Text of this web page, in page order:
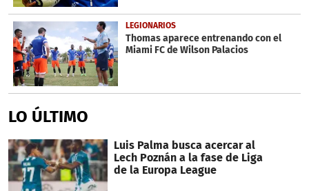
LEGIONARIOS
Thomas aparece entrenando con el
Miami FC de Wilson Palacios
LO ÚLTIMO
Luis Palma busca acercar al
Lech Poznán a la fase de Liga
de la Europa League